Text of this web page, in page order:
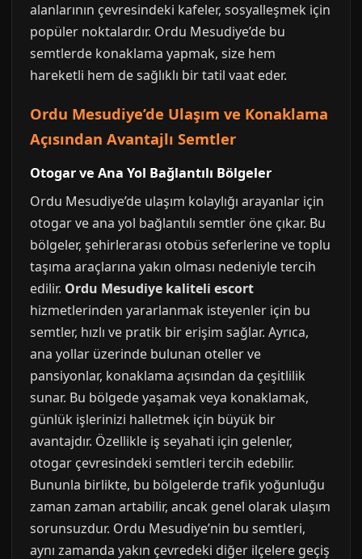
alanlarının çevresindeki kafeler, sosyalleşmek için
popüler noktalardır. Ordu Mesudiye’de bu
semtlerde konaklama yapmak, size hem
hareketli hem de sağlıklı bir tatil vaat eder.
Ordu Mesudiye’de Ulaşım ve Konaklama
Açısından Avantajlı Semtler
Otogar ve Ana Yol Bağlantılı Bölgeler
Ordu Mesudiye’de ulaşım kolaylığı arayanlar için
otogar ve ana yol bağlantılı semtler öne çıkar. Bu
bölgeler, şehirlerarası otobüs seferlerine ve toplu
taşıma araçlarına yakın olması nedeniyle tercih
edilir. Ordu Mesudiye kaliteli escort
hizmetlerinden yararlanmak isteyenler için bu
semtler, hızlı ve pratik bir erişim sağlar. Ayrıca,
ana yollar üzerinde bulunan oteller ve
pansiyonlar, konaklama açısından da çeşitlilik
sunar. Bu bölgede yaşamak veya konaklamak,
günlük işlerinizi halletmek için büyük bir
avantajdır. Özellikle iş seyahati için gelenler,
otogar çevresindeki semtleri tercih edebilir.
Bununla birlikte, bu bölgelerde trafik yoğunluğu
zaman zaman artabilir, ancak genel olarak ulaşım
sorunsuzdur. Ordu Mesudiye’nin bu semtleri,
aynı zamanda yakın çevredeki diğer ilçelere geçiş